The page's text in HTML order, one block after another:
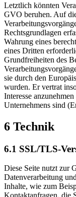
Letztlich könnten
GVO beruhen. Auf
Rechtsgrundlagen
Wahrung eines
eines Dritten
Grundfreiheiten des
sie durch den
wurden. Er vertrat
Interesse
Unternehmens sind
6 Technik
6.1 SSL/TLS-
Diese Seite nutzt zur
Datenverarbeitung
Inhalte, wie zum